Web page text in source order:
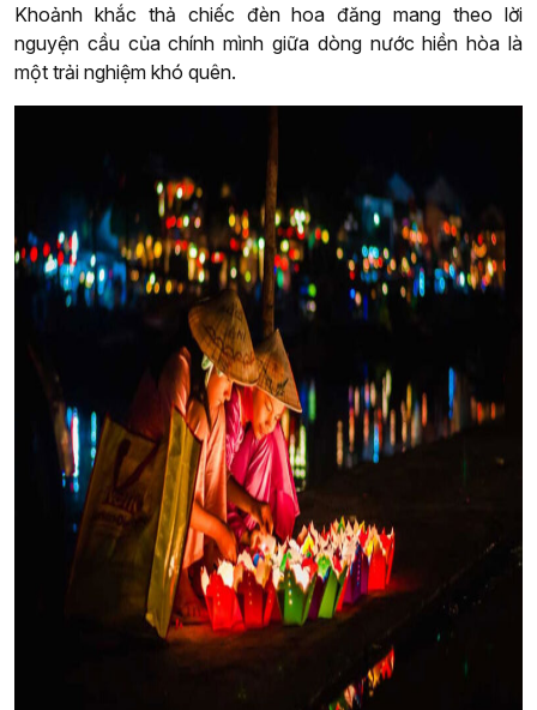
Khoảnh khắc thả chiếc đèn hoa đăng mang theo lời
nguyện cầu của chính mình giữa dòng nước hiền hòa là
một trải nghiệm khó quên.